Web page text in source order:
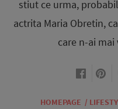
stiut ce urma,
actrita Maria Obretin,
care n-ai mai
HOMEPAGE /